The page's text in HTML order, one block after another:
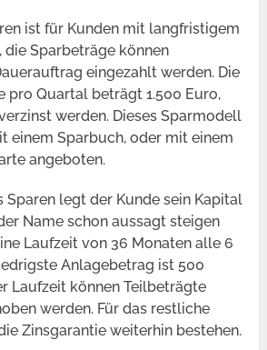
ist für Kunden mit langfristigem
die Sparbeträge können
eingezahlt werden. Die
pro Quartal beträgt 1.500 Euro,
werden. Dieses Sparmodell
einem Sparbuch, oder mit einem
angeboten.
Sparen legt der Kunde sein Kapital
Name schon aussagt steigen
Laufzeit von 36 Monaten alle 6
Anlagebetrag ist 500
Laufzeit können Teilbeträgte
werden. Für das restliche
Zinsgarantie weiterhin bestehen.